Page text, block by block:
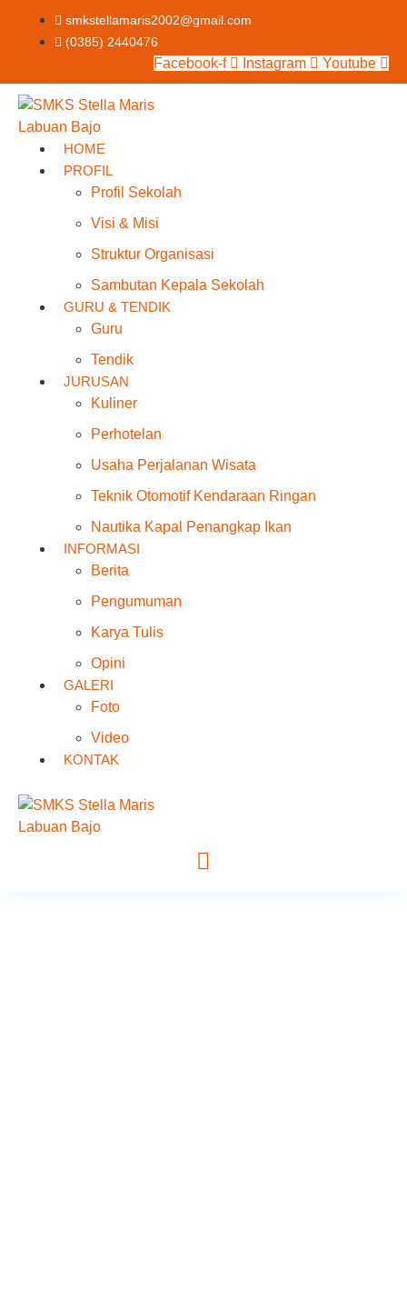
smkstellamaris2002@gmail.com
(0385) 2440476
Facebook-f Instagram Youtube
HOME
PROFIL
Profil Sekolah
Visi & Misi
Struktur Organisasi
Sambutan Kepala Sekolah
GURU & TENDIK
Guru
Tendik
JURUSAN
Kuliner
Perhotelan
Usaha Perjalanan Wisata
Teknik Otomotif Kendaraan Ringan
Nautika Kapal Penangkap Ikan
INFORMASI
Berita
Pengumuman
Karya Tulis
Opini
GALERI
Foto
Video
KONTAK